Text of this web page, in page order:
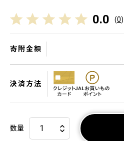
0.0 (0)
寄附金額
決済方法
数量